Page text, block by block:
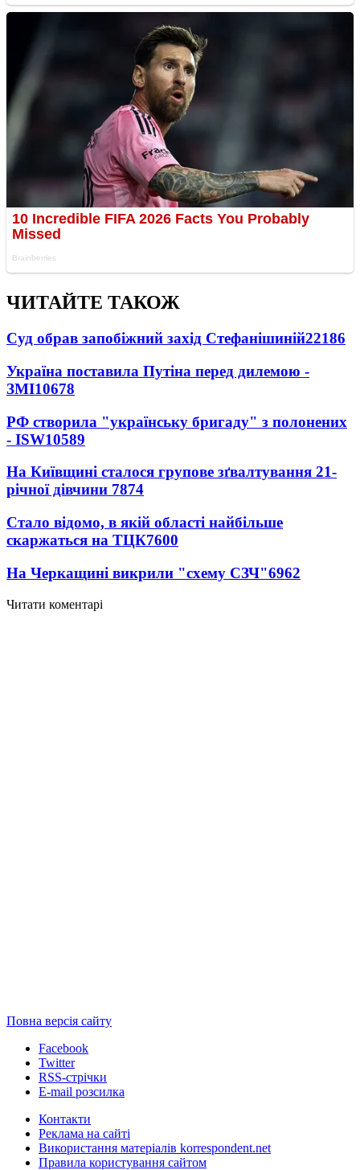
ЧИТАЙТЕ ТАКОЖ
Суд обрав запобіжний захід Стефанішиній22186
Україна поставила Путіна перед дилемою -
ЗМІ10678
РФ створила "українську бригаду" з полонених
- ISW10589
На Київщині сталося групове зґвалтування 21-
річної дівчини 7874
Стало відомо, в якій області найбільше
скаржаться на ТЦК7600
На Черкащині викрили "схему СЗЧ"6962
Читати коментарі
Повна версія сайту
Facebook
Twitter
RSS-стрічки
E-mail розсилка
Контакти
Реклама на сайті
Використання матеріалів korrespondent.net
Правила користування сайтом